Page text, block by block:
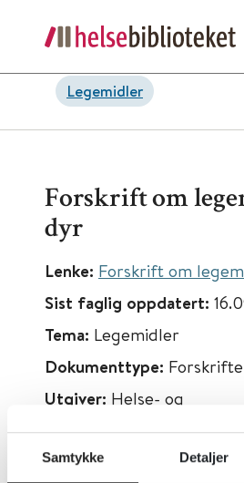
Samtykke Detaljer
Legemidler
Forskrift om
dyr
Lenke: Forskrift om
Sist faglig oppdatert:
Tema: Legemidler
Dokumenttype:
Utgiver: Helse- og
Språk:Norsk